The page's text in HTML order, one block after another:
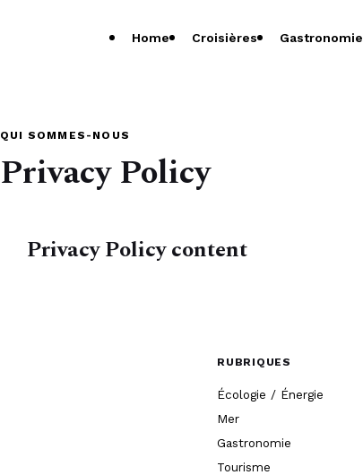
Home Croisières Gastronomie
QUI SOMMES-NOUS
Privacy Policy
Privacy Policy content
RUBRIQUES
Écologie / Énergie
Mer
Gastronomie
Tourisme